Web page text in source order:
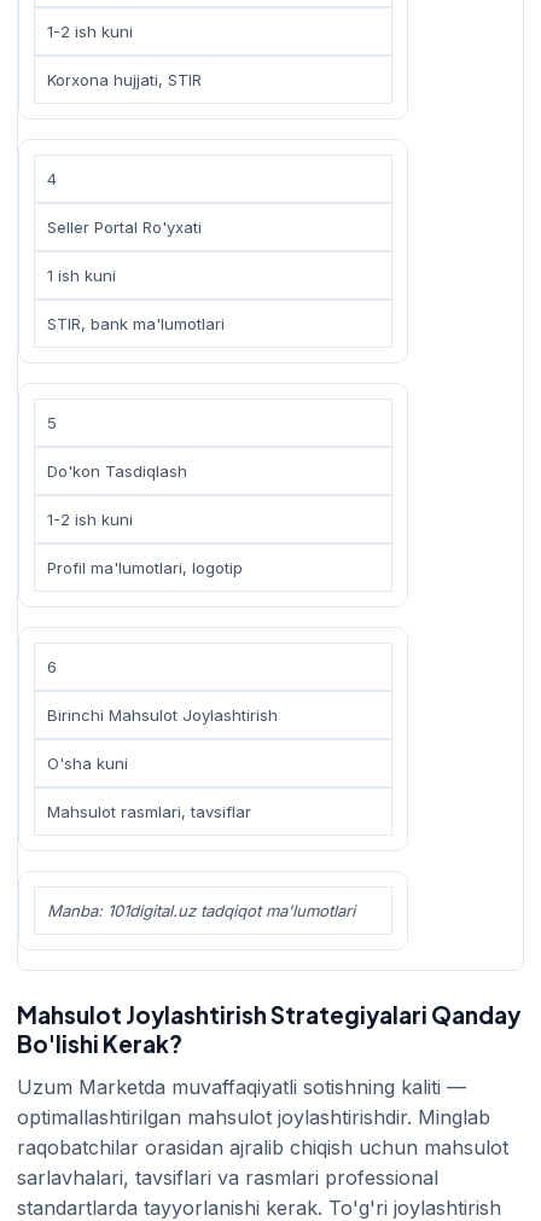
1-2 ish kuni
Korxona hujjati, STIR
4
Seller Portal Ro'yxati
1 ish kuni
STIR, bank ma'lumotlari
5
Do'kon Tasdiqlash
1-2 ish kuni
Profil ma'lumotlari, logotip
6
Birinchi Mahsulot Joylashtirish
O'sha kuni
Mahsulot rasmlari, tavsiflar
Manba: 101digital.uz tadqiqot ma'lumotlari
Mahsulot Joylashtirish Strategiyalari Qanday
Bo'lishi Kerak?
Uzum Marketda muvaffaqiyatli sotishning kaliti —
optimallashtirilgan mahsulot joylashtirishdir. Minglab
raqobatchilar orasidan ajralib chiqish uchun mahsulot
sarlavhalari, tavsiflari va rasmlari professional
standartlarda tayyorlanishi kerak. To'g'ri joylashtirish